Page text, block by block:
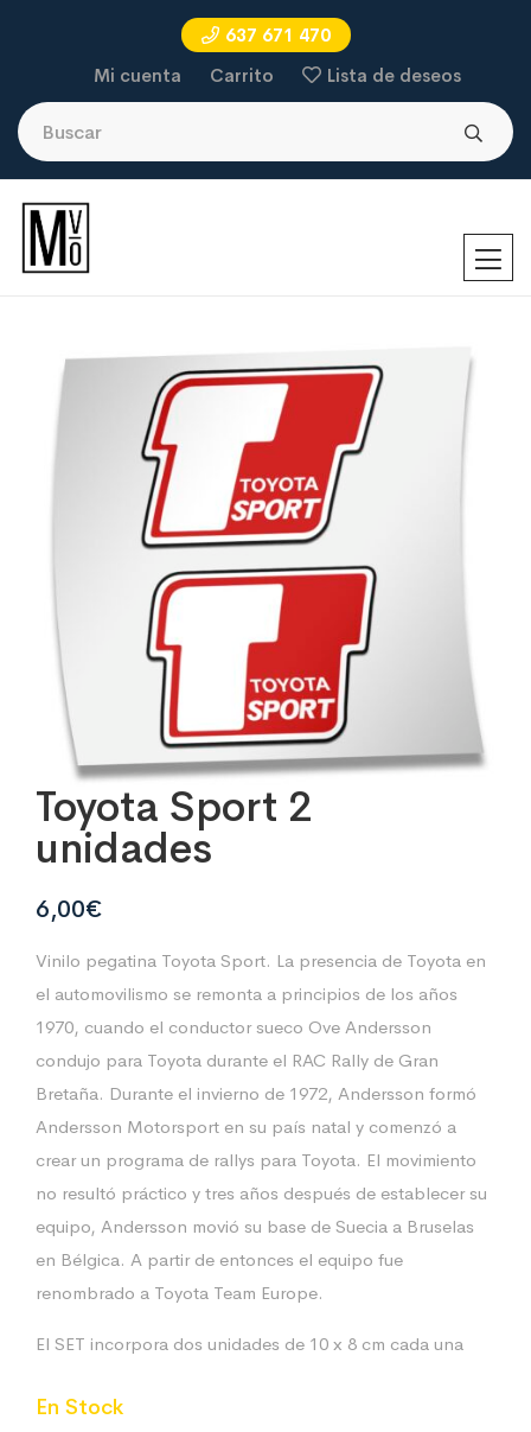
637 671 470
Mi cuenta
Carrito Lista de deseos
Toyota Sport 2
unidades
6,00€
Vinilo pegatina Toyota Sport. La presencia de Toyota en
el automovilismo se remonta a principios de los años
1970, cuando el conductor sueco Ove Andersson
condujo para Toyota durante el RAC Rally de Gran
Bretaña. Durante el invierno de 1972, Andersson formó
Andersson Motorsport en su país natal y comenzó a
crear un programa de rallys para Toyota. El movimiento
no resultó práctico y tres años después de establecer su
equipo, Andersson movió su base de Suecia a Bruselas
en Bélgica. A partir de entonces el equipo fue
renombrado a Toyota Team Europe.
El SET incorpora dos unidades de 10 x 8 cm cada una
En Stock